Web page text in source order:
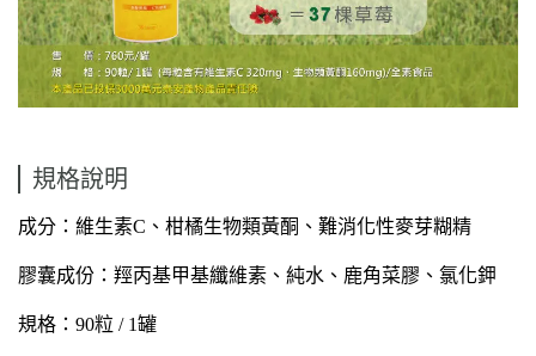
規格說明
成分：維生素C、柑橘生物類黃酮、難消化性麥芽糊精
膠囊成份：羥丙基甲基纖維素、純水、鹿角菜膠、氯化鉀
規格：90粒 / 1罐